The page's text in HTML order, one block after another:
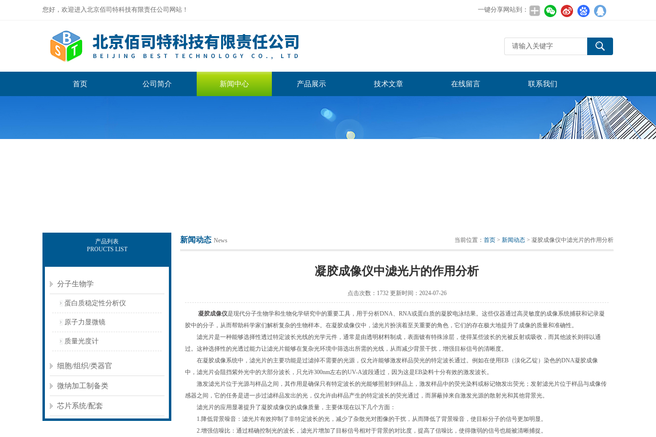
您好，欢迎进入北京佰司特科技有限责任公司网站！ 一键分享网站到：
首页 公司简介 新闻中心 产品展示 技术文章 在线留言 联系我们
产品列表
PROUCTS LIST
分子生物学
蛋白质稳定性分析仪
原子力显微镜
质量光度计
细胞/组织/类器官
微纳加工制备类
芯片系统/配套
新闻动态 News 当前位置： 首页 > 新闻动态 > 凝胶成像仪中滤光片的作用分析
凝胶成像仪中滤光片的作用分析
点击次数：1732 更新时间：2024-07-26
凝胶成像仪是现代分子生物学和生物化学研究中的重要工具，用于分析DNA、RNA或蛋白质的凝胶电泳结果。这些仪器通过高灵敏度的成像系统捕获和记录凝
胶中的分子，从而帮助科学家们解析复杂的生物样本。在凝胶成像仪中，滤光片扮演着至关重要的角色，它们的存在极大地提升了成像的质量和准确性。
滤光片是一种能够选择性透过特定波长光线的光学元件，通常是由透明材料制成，表面镀有特殊涂层，使得某些波长的光被反射或吸收，而其他波长则得以通
过。这种选择性的光透过能力让滤光片能够在复杂光环境中筛选出所需的光线，从而减少背景干扰，增强目标信号的清晰度。
在凝胶成像系统中，滤光片的主要功能是过滤掉不需要的光源，仅允许能够激发样品荧光的特定波长通过。例如在使用EB（溴化乙锭）染色的DNA凝胶成像
中，滤光片会阻挡紫外光中的大部分波长，只允许300nm左右的UV-A波段通过，因为这是EB染料十分有效的激发波长。
激发滤光片位于光源与样品之间，其作用是确保只有特定波长的光能够照射到样品上，激发样品中的荧光染料或标记物发出荧光；发射滤光片位于样品与成像传
感器之间，它的任务是进一步过滤样品发出的光，仅允许由样品产生的特定波长的荧光通过，而屏蔽掉来自激发光源的散射光和其他背景光。
滤光片的应用显著提升了凝胶成像仪的成像质量，主要体现在以下几个方面：
1.降低背景噪音：滤光片有效抑制了非特定波长的光，减少了杂散光对图像的干扰，从而降低了背景噪音，使目标分子的信号更加明显。
2.增强信噪比：通过精确控制光的波长，滤光片增加了目标信号相对于背景的对比度，提高了信噪比，使得微弱的信号也能被清晰捕捉。